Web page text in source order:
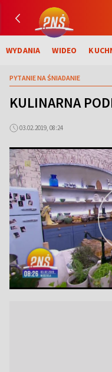
WYDANIA WIDEO
PYTANIE NA ŚNIADANIE
KULINARNA
03.02.2019, 08:24